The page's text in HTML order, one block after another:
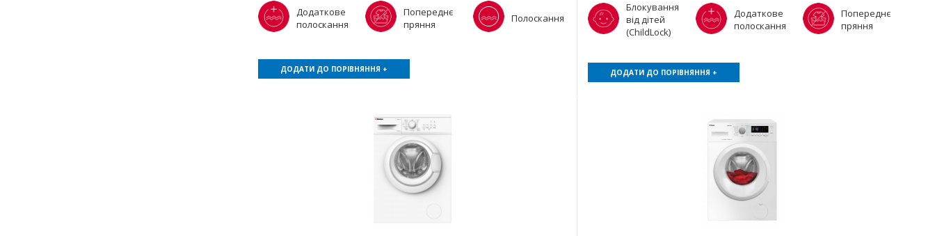
Додаткове
полоскання
Попереднє
пряння
Полоскання
ДОДАТИ ДО ПОРІВНЯННЯ +
Блокування
від дітей
(ChildLock)
Додаткове
полоскання
Попереднє
пряння
ДОДАТИ ДО ПОРІВНЯННЯ +